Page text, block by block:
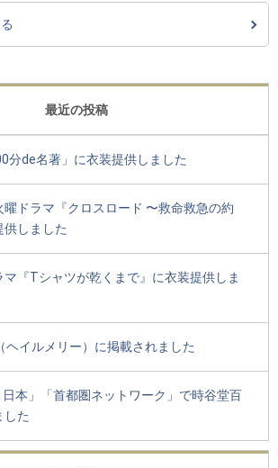
最近の投稿
分de名著」に衣装提供しました
曜ドラマ『クロスロード 〜救命救急の約
供しました
マ『Tシャツが乾くまで』に衣装提供しま
ヘイルメリー）に掲載されました
日本」「首都圏ネットワーク」で時谷堂百
した